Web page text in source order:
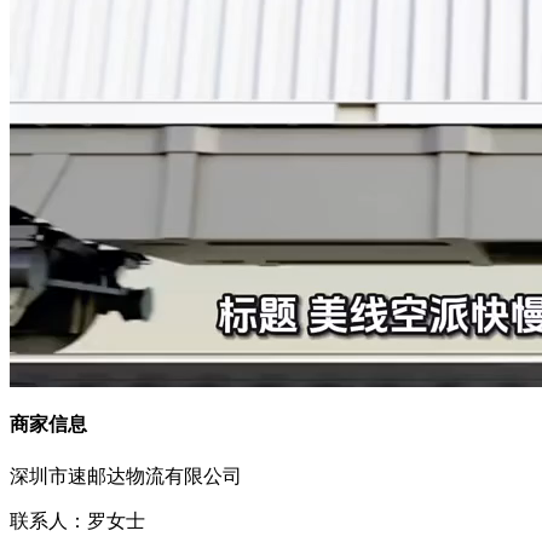
商家信息
深圳市速邮达物流有限公司
联系人：罗女士